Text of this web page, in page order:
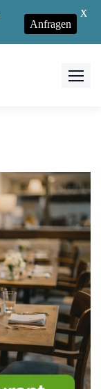
Anfragen
X